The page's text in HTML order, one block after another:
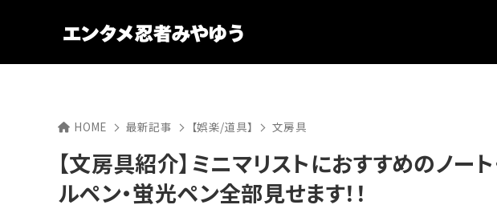
HOME 最新記事 【娯楽/道具】 文房具
【文房具紹介】ミニマリストにおすすめのノー
ルペン・蛍光ペン全部見せます！！